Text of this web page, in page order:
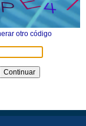
otro código